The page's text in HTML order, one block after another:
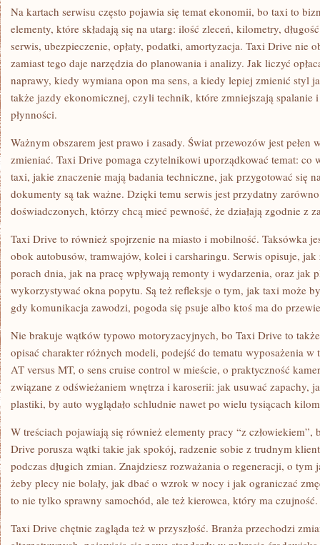
Na kartach serwisu często pojawia się temat ekonomii, bo taxi to
elementy, które składają się na utarg: ilość zleceń, kilometry,
serwis, ubezpieczenie, opłaty, podatki, amortyzacja. Taxi Drive nie
zamiast tego daje narzędzia do planowania i analizy. Jak liczyć
naprawy, kiedy wymiana opon ma sens, a kiedy lepiej zmienić styl
także jazdy ekonomicznej, czyli technik, które zmniejszają spalanie
płynności.
Ważnym obszarem jest prawo i zasady. Świat przewozów jest pełen
zmieniać. Taxi Drive pomaga czytelnikowi uporządkować temat: co
taxi, jakie znaczenie mają badania techniczne, jak przygotować się
dokumenty są tak ważne. Dzięki temu serwis jest przydatny
doświadczonych, którzy chcą mieć pewność, że działają zgodnie z
Taxi Drive to również spojrzenie na miasto i mobilność. Taksówka
obok autobusów, tramwajów, kolei i carsharingu. Serwis opisuje,
porach dnia, jak na pracę wpływają remonty i wydarzenia, oraz jak
wykorzystywać okna popytu. Są też refleksje o tym, jak taxi może
gdy komunikacja zawodzi, pogoda się psuje albo ktoś ma do
Nie brakuje wątków typowo motoryzacyjnych, bo Taxi Drive to
opisać charakter różnych modeli, podejść do tematu wyposażenia
AT versus MT, o sens cruise control w mieście, o praktyczność
związane z odświeżaniem wnętrza i karoserii: jak usuwać zapachy,
plastiki, by auto wyglądało schludnie nawet po wielu tysiącach
W treściach pojawiają się również elementy pracy “z
Drive porusza wątki takie jak spokój, radzenie sobie z trudnym
podczas długich zmian. Znajdziesz rozważania o regeneracji, o
żeby plecy nie bolały, jak dbać o wzrok w nocy i jak ograniczać
to nie tylko sprawny samochód, ale też kierowca, który ma czujność.
Taxi Drive chętnie zagląda też w przyszłość. Branża przechodzi